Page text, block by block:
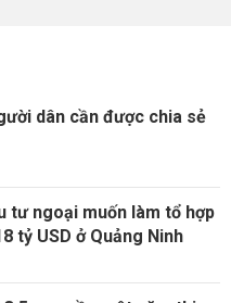
dân cần được chia sẻ
tư ngoại muốn làm tổ hợp
tỷ USD ở Quảng Ninh